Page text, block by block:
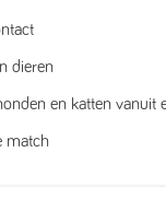
dieren
en katten vanuit
match